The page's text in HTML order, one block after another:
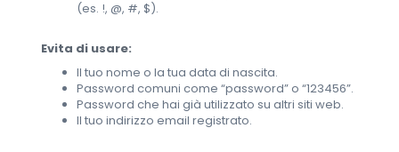
(es. !, @, #, $).
Evita di usare:
Il tuo nome o la tua data di nascita.
Password comuni come “password” o “123456”.
Password che hai già utilizzato su altri siti web.
Il tuo indirizzo email registrato.